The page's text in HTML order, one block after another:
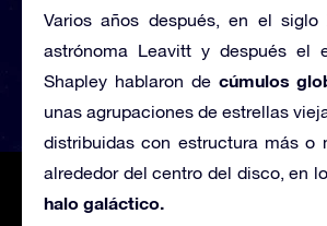
Varios años después, en el siglo
astrónoma Leavitt y después el
Shapley hablaron de cúmulos
unas agrupaciones de estrellas
distribuidas con estructura más o
alrededor del centro del disco, en
halo galáctico.